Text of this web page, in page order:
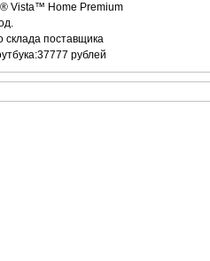
Vista™ Home Premium
склада поставщика
рублей